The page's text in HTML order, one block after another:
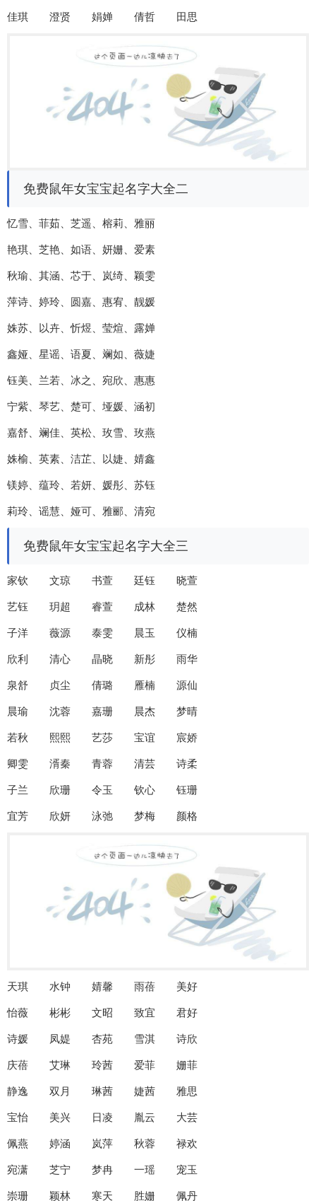
佳琪 澄贤 娟婵 倩哲 田思
免费鼠年女宝宝起名字大全二
忆雪、菲茹、芝遥、榕莉、雅丽
艳琪、芝艳、如语、妍姗、爱素
秋瑜、其涵、芯于、岚绮、颖雯
萍诗、婷玲、圆嘉、惠宥、靓媛
姝苏、以卉、忻煜、莹煊、露婵
鑫娅、星谣、语夏、斓如、薇婕
钰美、兰若、冰之、宛欣、惠惠
宁紫、琴艺、楚可、垭媛、涵初
嘉舒、斓佳、英松、玫雪、玫燕
姝榆、英素、洁芷、以婕、婧鑫
镁婷、蕴玲、若妍、媛彤、苏钰
莉玲、谣慧、娅可、雅郦、清宛
免费鼠年女宝宝起名字大全三
家钦 文琼 书萱 廷钰 晓萱
艺钰 玥超 睿萱 成林 楚然
子洋 薇源 泰雯 晨玉 仪楠
欣利 清心 晶晓 新彤 雨华
泉舒 贞尘 倩璐 雁楠 源仙
晨瑜 沈蓉 嘉珊 晨杰 梦晴
若秋 熙熙 艺莎 宝谊 宸娇
卿雯 湑秦 青蓉 清芸 诗柔
子兰 欣珊 令玉 钦心 钰珊
宜芳 欣妍 泳弛 梦梅 颜格
天琪 水钟 婧馨 雨蓓 美好
怡薇 彬彬 文昭 致宜 君好
诗媛 凤媞 杏苑 雪淇 诗欣
庆蓓 艾琳 玲茜 爱菲 姗菲
静逸 双月 琳茜 婕茜 雅思
宝怡 美兴 日凌 胤云 大芸
佩燕 婷涵 岚萍 秋蓉 禄欢
宛潇 芝宁 梦冉 一瑶 宠玉
崇珊 颖林 寒天 胜姗 佩丹